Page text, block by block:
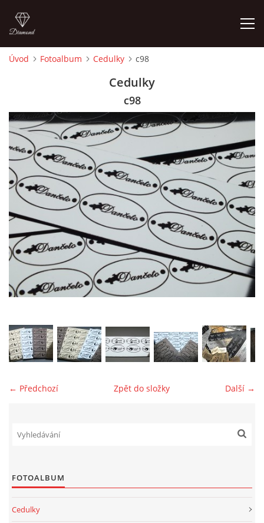
CEDULKY
MOJE POSLEDNÍ PRÁCE
jk-laguna@seznam.cz
Úvod Fotoalbum Cedulky c98
Cedulky
c98
← Předchozí Další →
Zpět do složky
FOTOALBUM
Cedulky